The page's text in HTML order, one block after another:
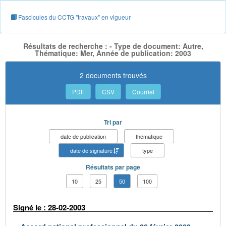
Fascicules du CCTG "travaux" en vigueur
Résultats de recherche : - Type de document: Autre,
Thématique: Mer, Année de publication: 2003
2 documents trouvés
PDF CSV Courriel
Tri par
date de publication
thématique
date de signature
type
Résultats par page
10 25 50 100
Signé le : 28-02-2003